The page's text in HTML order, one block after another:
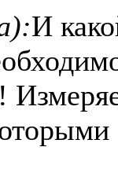
И